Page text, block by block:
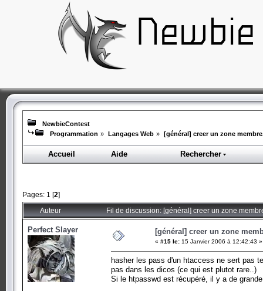
NewbieContest
Programmation » Langages Web » [général] creer un zone
Accueil Aide Rechercher
Pages: 1 [2]
Auteur Fil de discussion: [général] creer un zone
Perfect Slayer [général] creer un zone
« #15 le: 15 Janvier 2006 à 12:42:43 »
hasher les pass d'un htaccess ne sert pas
pas dans les dicos (ce qui est plutot rare..)
Si le htpasswd est récupéré, il y a de